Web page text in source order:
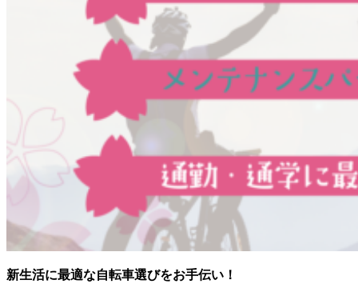
新生活に最適な自転車選びをお手伝い！